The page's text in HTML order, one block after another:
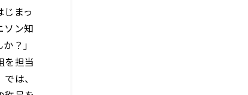
まっ
ソン知
？」
を担当
は、